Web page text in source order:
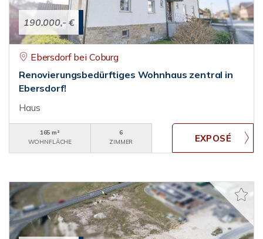
190.000,- €
Ebersdorf bei Coburg
Renovierungsbedürftiges Wohnhaus zentral in
Ebersdorf!
Haus
165 m²
WOHNFLÄCHE
6
ZIMMER